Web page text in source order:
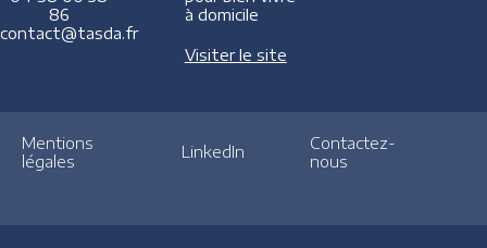
86
contact@tasda.fr
à domicile
Visiter le site
Mentions
légales
LinkedIn
Contactez-
nous